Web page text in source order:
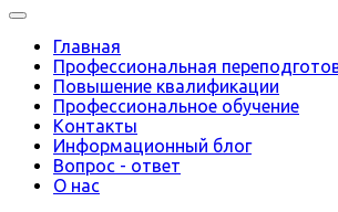
Главная
Профессиональная
Повышение квалификации
Профессиональное обучение
Контакты
Информационный блог
Вопрос - ответ
О нас